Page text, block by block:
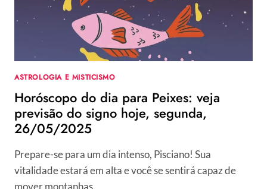
HOJE,
TERÇA,
27/05/2025
ASTROLOGIA E MISTICISMO
Horóscopo do dia para Peixes: veja
previsão do signo hoje, segunda,
26/05/2025
Prepare-se para um dia intenso, Pisciano! Sua
vitalidade estará em alta e você se sentirá capaz de
mover montanhas